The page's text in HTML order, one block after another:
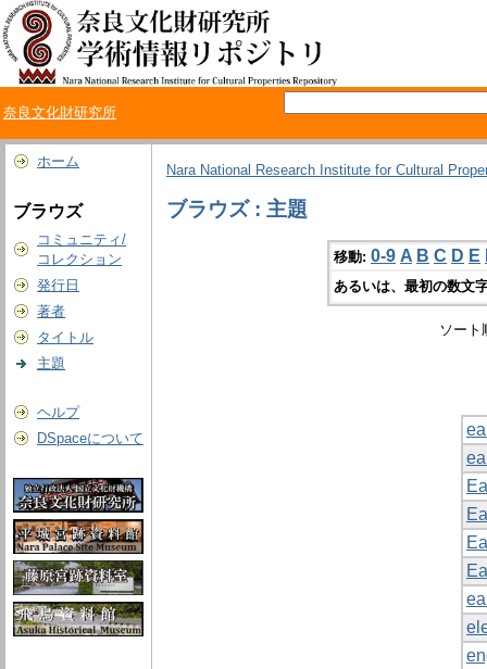
奈良文化財研究所
ホーム
ブラウズ
コミュニティ/
コレクション
発行日
著者
タイトル
主題
ヘルプ
DSpaceについて
Nara National Research Institute for Cultural
ブラウズ : 主題
移動: 0-9 A B C D E
あるいは、最初の数文
ソー